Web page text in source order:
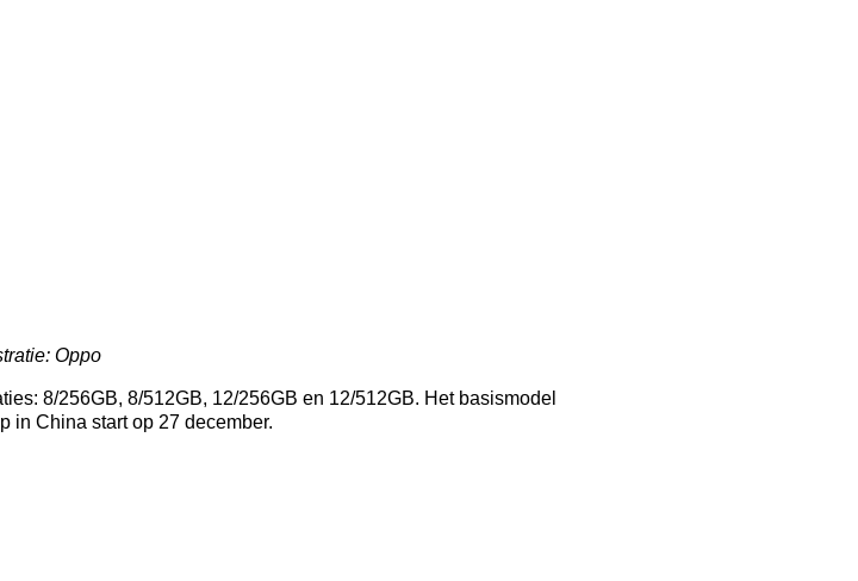
Oppo
8/256GB, 8/512GB, 12/256GB en 12/512GB. Het basismodel
in China start op 27 december.